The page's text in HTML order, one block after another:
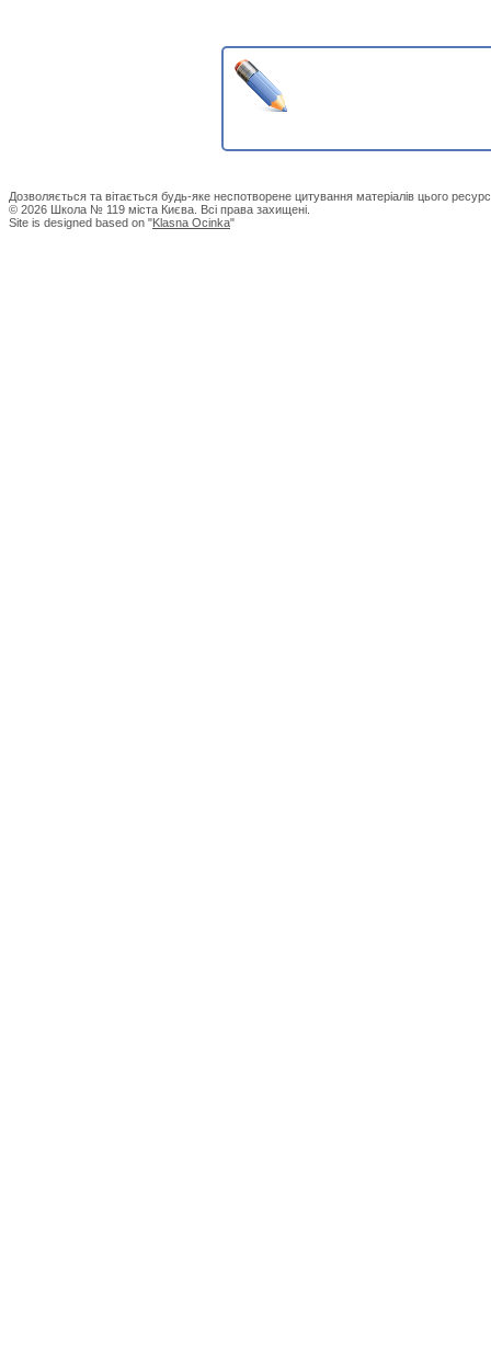
Дозволяється та вітається будь-яке неспотворене цитування матеріалів цього
© 2026 Школа № 119 міста Києва. Всі права захищені.
Site is designed based on "Klasna Ocinka"